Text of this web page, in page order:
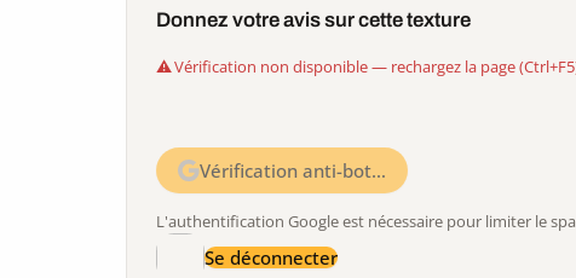
Donnez votre avis sur cette texture
Vérification non disponible — rechargez la page
Vérification anti-bot…
L'authentification Google est nécessaire pour limiter le
Se déconnecter